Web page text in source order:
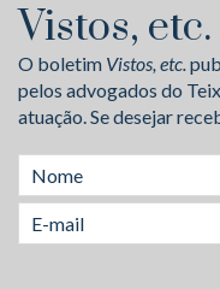
Vistos, etc.
O boletim Vistos, etc.
pelos advogados do
atuação. Se desejar